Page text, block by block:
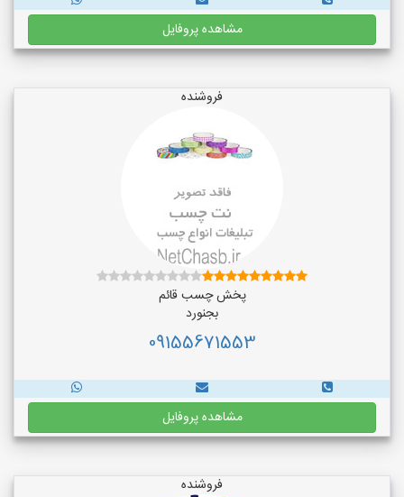
مشاهده پروفایل
فروشنده
پخش چسب قائم
بجنورد
09155671553
مشاهده پروفایل
فروشنده